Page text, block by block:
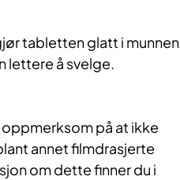
tabletten glatt i munnen
lettere å svelge.
på at ikke
annet filmdrasjerte
om dette finner du i